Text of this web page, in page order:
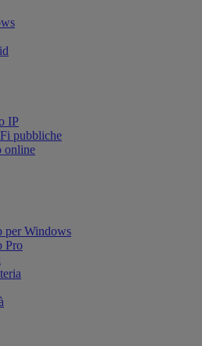
IP
pubbliche
online
per Windows
Pro